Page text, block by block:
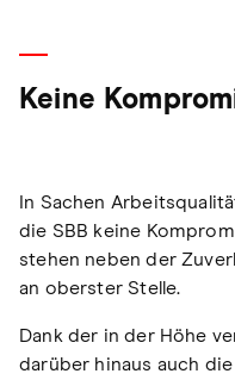
Keine
In Sachen
die SBB keine
stehen neben der
an oberster Stelle.
Dank der in der Höhe
darüber hinaus auch